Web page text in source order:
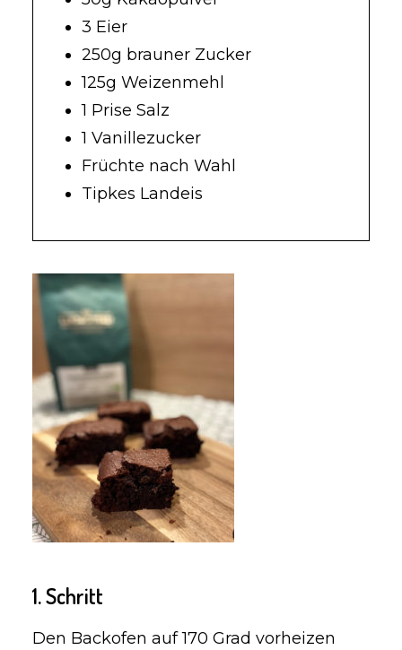
3 Eier
250g brauner Zucker
125g Weizenmehl
1 Prise Salz
1 Vanillezucker
Früchte nach Wahl
Tipkes Landeis
1. Schritt
Den Backofen auf 170 Grad vorheizen